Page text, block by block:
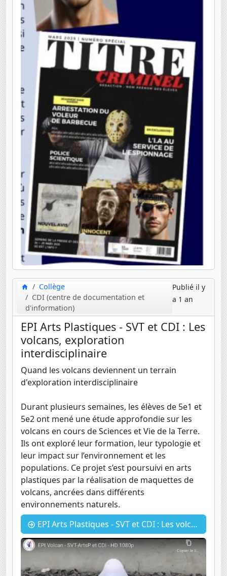
Collège
CDI (centre de documentation et
d'information)
Publié il y
a 1 an
EPI Arts Plastiques - SVT et CDI : Les
volcans, exploration
interdisciplinaire
Quand les volcans deviennent un terrain
d'exploration interdisciplinaire
Durant plusieurs semaines, les élèves de 5e1 et
5e2 ont mené une étude approfondie sur les
volcans en cours de Sciences et Vie de la Terre.
Ils ont exploré leur formation, leur typologie et
leur impact sur l’environnement et les
populations. Ce projet s’est poursuivi en arts
plastiques par la réalisation de maquettes de
volcans, ancrées dans différents
environnements naturels.
EPI Arts Plastiques - SVT et CDI : Les volcans, exploration interdisciplinaire